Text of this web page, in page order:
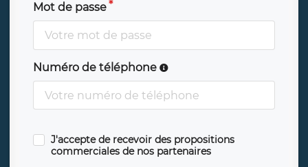
Mot de passe
Numéro de téléphone
J'accepte de recevoir des propositions
commerciales de nos partenaires